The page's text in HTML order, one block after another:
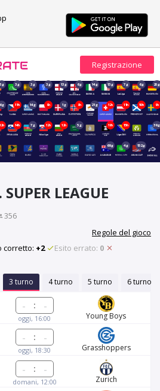
3g 3g 3g 3g 13g 6g 14g 13g 7g 6g 20g
6g 11h 14g 9h 1g 8h 21g 12h 11h 10h 9h
12h 14h 7g 12h 12h 5g 19h 15h 39g
69g 4g 152g
LEAGUE
356
Regole del gioco
corretto: +2 Esito errato: 0
3 turno 4 turno 5 turno 6 turno
:
oggi, 16:00 Young Boys
:
oggi, 18:30 Grasshoppers
:
domani, 12:00 Zurich